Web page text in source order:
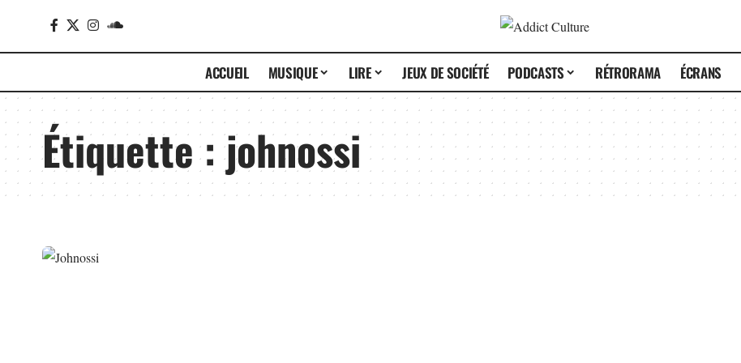
ACCUEIL MUSIQUE LIRE JEUX DE SOCIÉTÉ PODCASTS RÉTRORAMA ÉCRANS
Étiquette :johnossi